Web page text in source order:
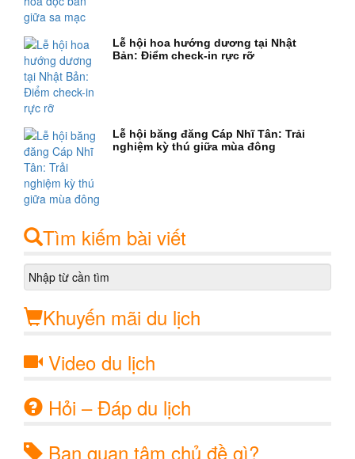
Lễ hội hoa hướng dương tại Nhật
Bản: Điểm check-in rực rỡ
Lễ hội băng đăng Cáp Nhĩ Tân: Trải
nghiệm kỳ thú giữa mùa đông
Tìm kiếm bài viết
Khuyến mãi du lịch
Video du lịch
Hỏi – Đáp du lịch
Bạn quan tâm chủ đề gì?